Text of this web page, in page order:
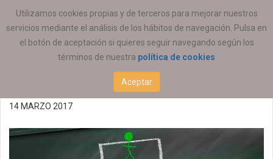
Utilizamos cookies propias y de terceros para mejorar nuestros
servicios mediante el análisis de los hábitos de navegación. Pulsa en
el botón de aceptación si quieres seguir navegando según los
términos de nuestra política de cookies
Aceptar
ESTÁ AQUÍ: ACTUALIDAD COEESCV
Oferta de empleo
14/03/2017 (P)
14 MARZO 2017